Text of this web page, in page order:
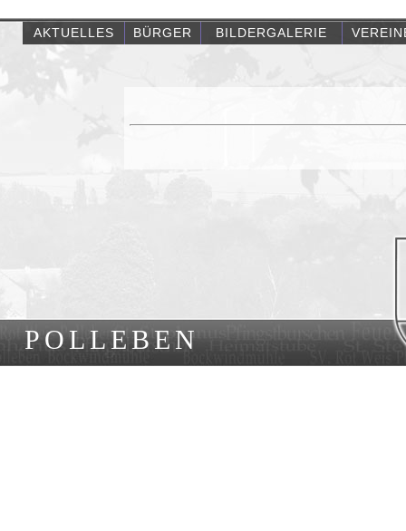
POLLEBEN
AKTUELLES BÜRGER BILDERGALERIE